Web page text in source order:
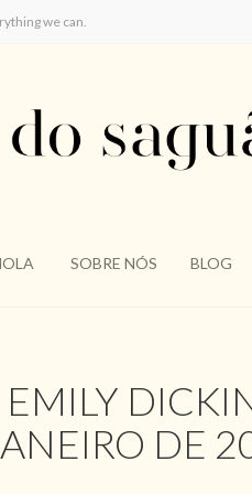
we can.
SOBRE NÓS BLOG
DE